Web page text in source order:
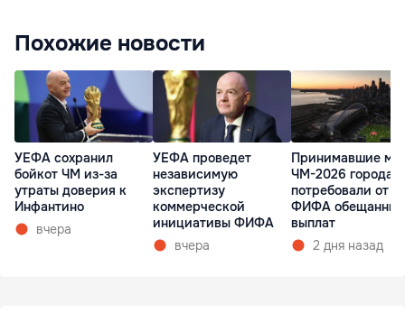
Похожие новости
УЕФА сохранил
бойкот ЧМ из-за
утраты доверия к
Инфантино
вчера
УЕФА проведет
независимую
экспертизу
коммерческой
инициативы ФИФА
вчера
Принимавшие
ЧМ-2026 города
потребовали от
ФИФА обещанных
выплат
2 дня назад